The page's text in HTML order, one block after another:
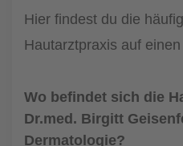
Hier findest du die
Hautarztpraxis auf einen
Wo befindet sich die
Dr.med. Birgitt
Dermatologie?